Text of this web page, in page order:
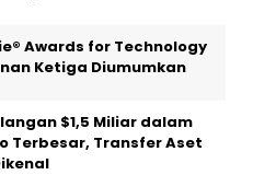
Awards for Technology
Ketiga Diumumkan
$1,5 Miliar dalam
Terbesar, Transfer Aset